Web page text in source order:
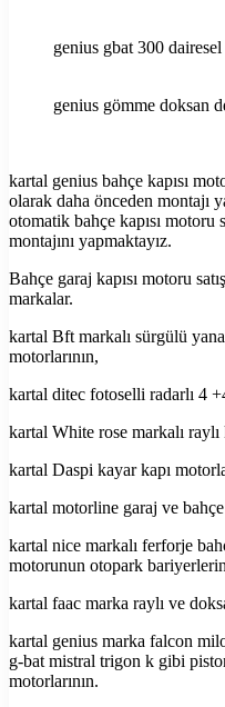
genius gbat 300
genius gömme doksan
kartal genius bahçe kapısı
olarak daha önceden montajı
otomatik bahçe kapısı motoru
montajını yapmaktayız.
Bahçe garaj kapısı motoru
markalar.
kartal Bft markalı sürgülü
motorlarının,
kartal ditec fotoselli radarlı 4
kartal White rose markalı raylı
kartal Daspi kayar kapı
kartal motorline garaj ve bahçe
kartal nice markalı ferforje
motorunun otopark
kartal faac marka raylı ve
kartal genius marka falcon
g-bat mistral trigon k gibi
motorlarının.